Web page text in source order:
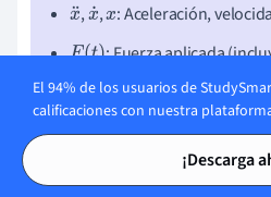
Tarjetas de
Tarjetas de
x
¨
,x
˙
,x: Aceleración,
F(t) : Fuerza aplicada
control activo)
El 94% de los usuarios de
calificaciones con nuestra
¡Descarga